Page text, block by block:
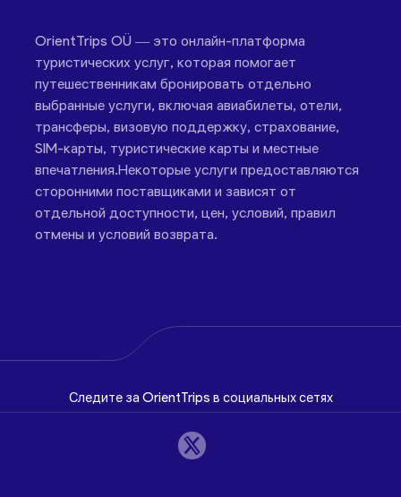
OrientTrips OÜ — это онлайн-платформа
туристических услуг, которая помогает
путешественникам бронировать отдельно
выбранные услуги, включая авиабилеты, отели,
трансферы, визовую поддержку, страхование,
SIM-карты, туристические карты и местные
впечатления.Некоторые услуги предоставляются
сторонними поставщиками и зависят от
отдельной доступности, цен, условий, правил
отмены и условий возврата.
Следите за OrientTrips в социальных сетях